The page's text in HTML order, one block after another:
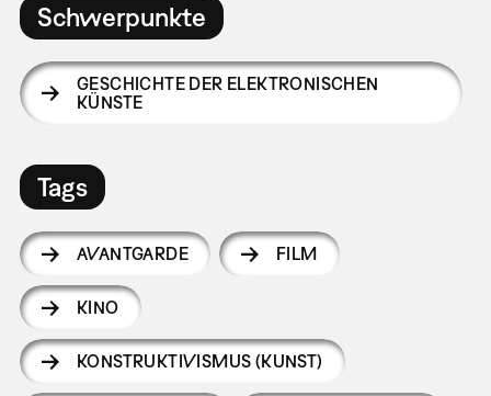
Schwerpunkte
GESCHICHTE DER ELEKTRONISCHEN
KÜNSTE
Tags
AVANTGARDE FILM
KINO
KONSTRUKTIVISMUS (KUNST)